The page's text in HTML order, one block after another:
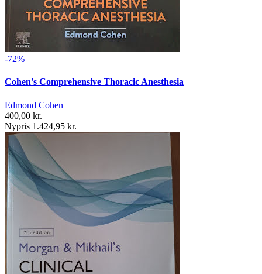
-72%
Cohen's Comprehensive Thoracic Anesthesia
Edmond Cohen
400,00 kr.
Nypris 1.424,95 kr.